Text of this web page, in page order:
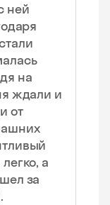
ней
на
ждали и
от
а
за